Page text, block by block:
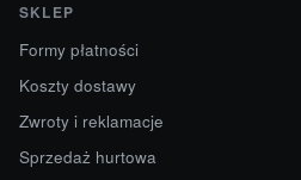
SKLEP
Formy płatności
Koszty dostawy
Zwroty i reklamacje
Sprzedaż hurtowa